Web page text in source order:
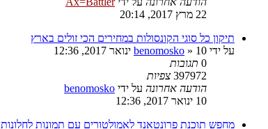
22 מרץ 2017, 20:14
תיקון כל סוגי הקונסולות במחירים הכי זולים בארץ
על ידי
benomosko » 10 ינואר 2017, 12:36
0 תגובות
397972 צפיות
הודעה אחרונה על ידי benomosko
10 ינואר 2017, 12:36
מחפש תוכנת פרונטאנד לאמולטורים עם תמונות לחלונות 10